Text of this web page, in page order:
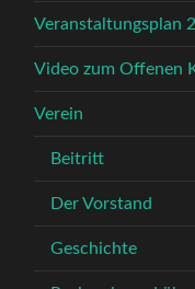
Veranstaltungsplan
Video zum Offenen
Verein
Beitritt
Der Vorstand
Geschichte